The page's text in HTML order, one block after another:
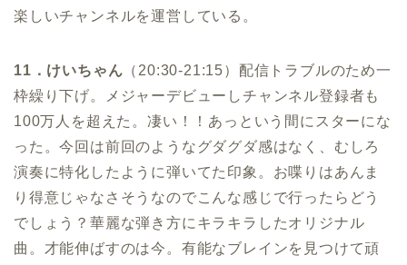
楽しいチャンネルを運営している。
11．けいちゃん （20:30-21:15）配信トラブルのため一
枠繰り下げ。メジャーデビューしチャンネル登録者も
100万人を超えた。凄い！！あっという間にスターにな
った。今回は前回のようなグダグダ感はなく、むしろ
演奏に特化したように弾いてた印象。お喋りはあんま
り得意じゃなさそうなのでこんな感じで行ったらどう
でしょう？華麗な弾き方にキラキラしたオリジナル
曲。才能伸ばすのは今。有能なブレインを見つけて頑